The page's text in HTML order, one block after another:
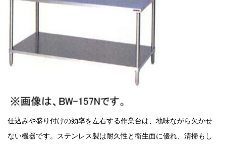
仕込みや盛り付けの効率を左右する作業台は、地味ながら欠かせ
ない機器です。ステンレス製は耐久性と衛生面に優れ、清掃もし